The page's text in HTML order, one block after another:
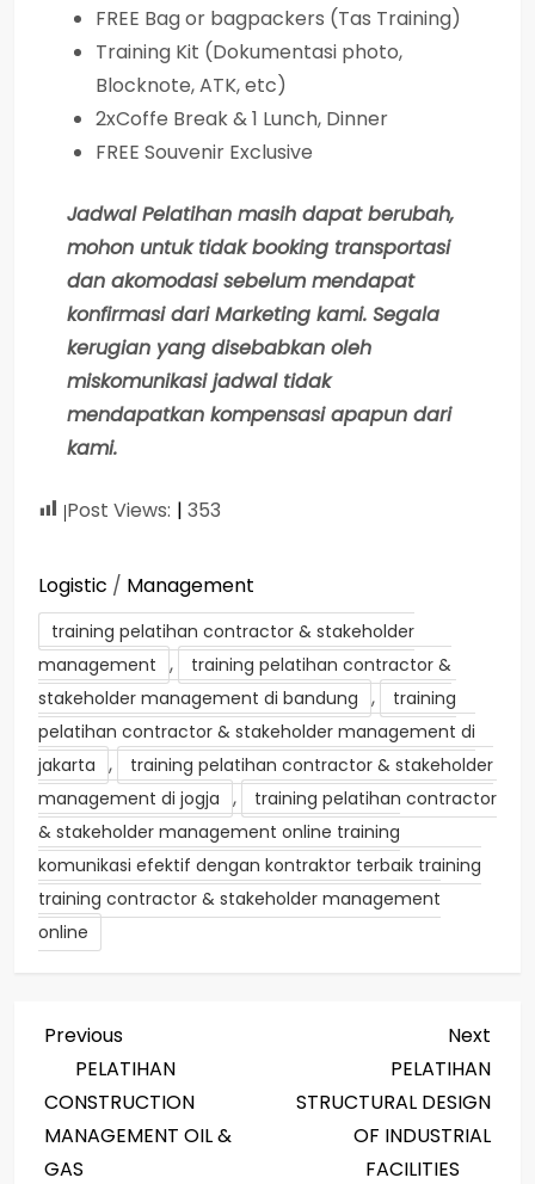
FREE Bag or bagpackers (Tas Training)
Training Kit (Dokumentasi photo,
Blocknote, ATK, etc)
2xCoffe Break & 1 Lunch, Dinner
FREE Souvenir Exclusive
Jadwal Pelatihan masih dapat berubah,
mohon untuk tidak booking transportasi
dan akomodasi sebelum mendapat
konfirmasi dari Marketing kami. Segala
kerugian yang disebabkan oleh
miskomunikasi jadwal tidak
mendapatkan kompensasi apapun dari
kami.
Post Views: 353
Logistic / Management
training pelatihan contractor & stakeholder
management ,
training pelatihan contractor &
stakeholder management di bandung ,
training
pelatihan contractor & stakeholder management di
jakarta ,
training pelatihan contractor & stakeholder
management di jogja ,
training pelatihan contractor
& stakeholder management online training
komunikasi efektif dengan kontraktor terbaik training
training contractor & stakeholder management
online
P
o
s
Previous
Post
Previous
PELATIHAN
CONSTRUCTION
MANAGEMENT OIL &
GAS
Post
Next
PELATIHAN
STRUCTURAL DESIGN
OF INDUSTRIAL
FACILITIES